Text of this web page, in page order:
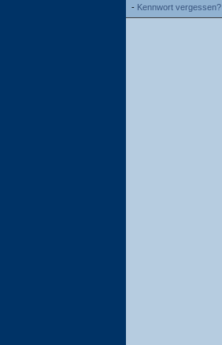
- Kennwort vergessen?